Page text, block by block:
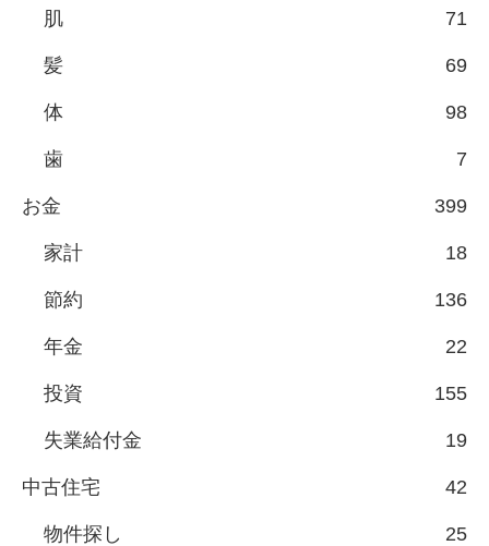
肌 71
髪 69
体 98
歯 7
お金 399
家計 18
節約 136
年金 22
投資 155
失業給付金 19
中古住宅 42
物件探し 25